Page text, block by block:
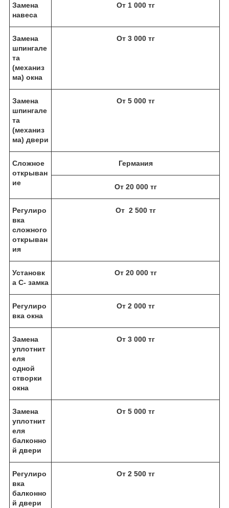
Замена
навеса
От 1 000 тг
Замена
шпингале
та
(механиз
ма) окна
От 3 000 тг
Замена
шпингале
та
(механиз
ма) двери
От 5 000 тг
Сложное
открыван
ие
Германия
От 20 000 тг
Регулиро
вка
сложного
открыван
ия
От 2 500 тг
Установк
а С- замка
От 20 000 тг
Регулиро
вка окна
От 2 000 тг
Замена
уплотнит
еля
одной
створки
окна
От 3 000 тг
Замена
уплотнит
еля
балконно
й двери
От 5 000 тг
Регулиро
вка
балконно
й двери
От 2 500 тг